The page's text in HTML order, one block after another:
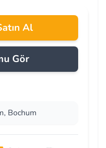
Al
Gör
Bochum